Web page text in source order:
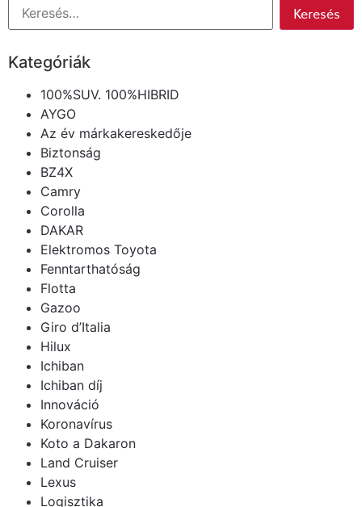
Kategóriák
100%SUV. 100%HIBRID
AYGO
Az év márkakereskedője
Biztonság
BZ4X
Camry
Corolla
DAKAR
Elektromos Toyota
Fenntarthatóság
Flotta
Gazoo
Giro d’Italia
Hilux
Ichiban
Ichiban díj
Innováció
Koronavírus
Koto a Dakaron
Land Cruiser
Lexus
Logisztika